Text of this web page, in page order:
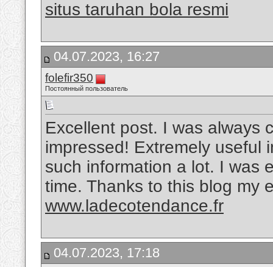
situs taruhan bola resmi
04.07.2023, 16:27
folefir350
Постоянный пользователь
Excellent post. I was always
impressed! Extremely useful
such information a lot. I was
time. Thanks to this blog my
www.ladecotendance.fr
04.07.2023, 17:18